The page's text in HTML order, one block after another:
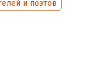
и поэтов